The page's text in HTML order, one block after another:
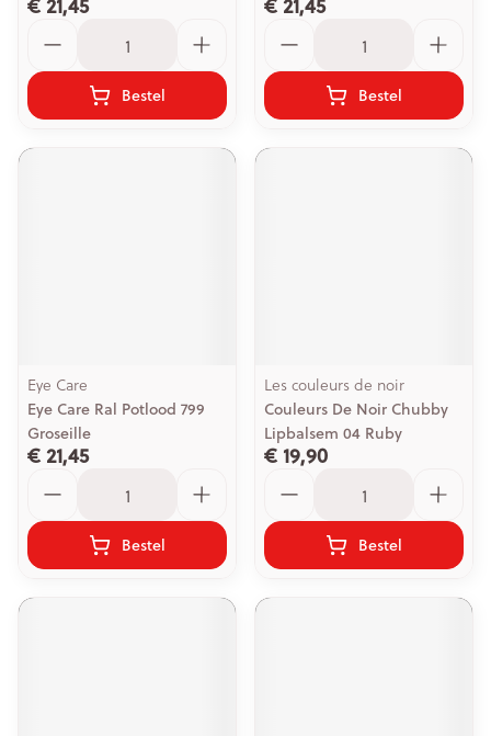
Bestel Bestel
Eye Care
Eye Care Ral Potlood 799
Groseille
€ 21,45
Bestel
Les couleurs de noir
Couleurs De Noir Chubby
Lipbalsem 04 Ruby
€ 19,90
Bestel